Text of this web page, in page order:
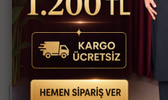
Ürün Kodu
3523-677
Bu ürünün siparişini sizin yerinize Müşteri
ekibimizin oluşturmasını isterseniz
aşağıdaki butonlara tıkladıktan sonra
paylaşabilirsiniz.
Whatsapp ile Sipariş